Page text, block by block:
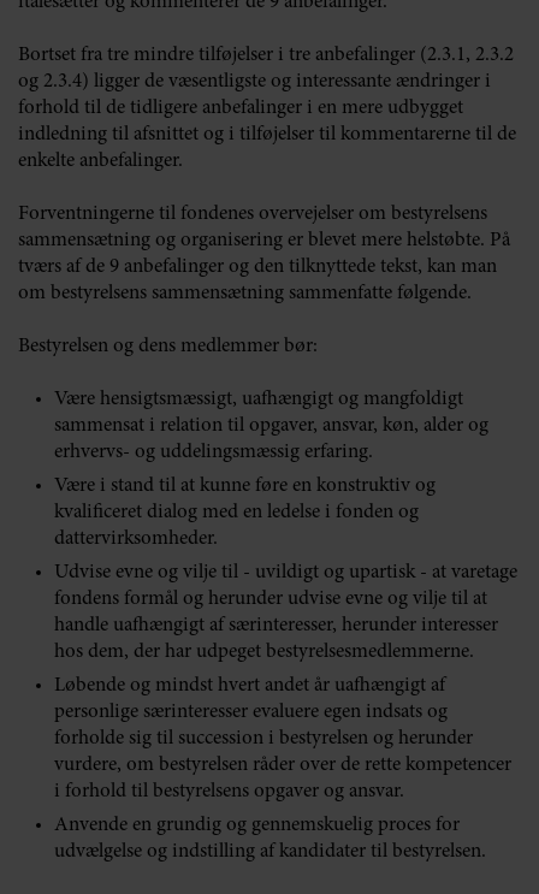
Bortset fra tre mindre tilføjelser i tre anbefalinger (2.3.1, 2.3.2
og 2.3.4) ligger de væsentligste og interessante ændringer i
forhold til de tidligere anbefalinger i en mere udbygget
indledning til afsnittet og i tilføjelser til kommentarerne til de
enkelte anbefalinger.
Forventningerne til fondenes overvejelser om bestyrelsens
sammensætning og organisering er blevet mere helstøbte. På
tværs af de 9 anbefalinger og den tilknyttede tekst, kan man
om bestyrelsens sammensætning sammenfatte følgende.
Bestyrelsen og dens medlemmer bør:
Være hensigtsmæssigt, uafhængigt og mangfoldigt
sammensat i relation til opgaver, ansvar, køn, alder og
erhvervs- og uddelingsmæssig erfaring.
Være i stand til at kunne føre en konstruktiv og
kvalificeret dialog med en ledelse i fonden og
dattervirksomheder.
Udvise evne og vilje til - uvildigt og upartisk - at varetage
fondens formål og herunder udvise evne og vilje til at
handle uafhængigt af særinteresser, herunder interesser
hos dem, der har udpeget bestyrelsesmedlemmerne.
Løbende og mindst hvert andet år uafhængigt af
personlige særinteresser evaluere egen indsats og
forholde sig til succession i bestyrelsen og herunder
vurdere, om bestyrelsen råder over de rette kompetencer
i forhold til bestyrelsens opgaver og ansvar.
Anvende en grundig og gennemskuelig proces for
udvælgelse og indstilling af kandidater til bestyrelsen.